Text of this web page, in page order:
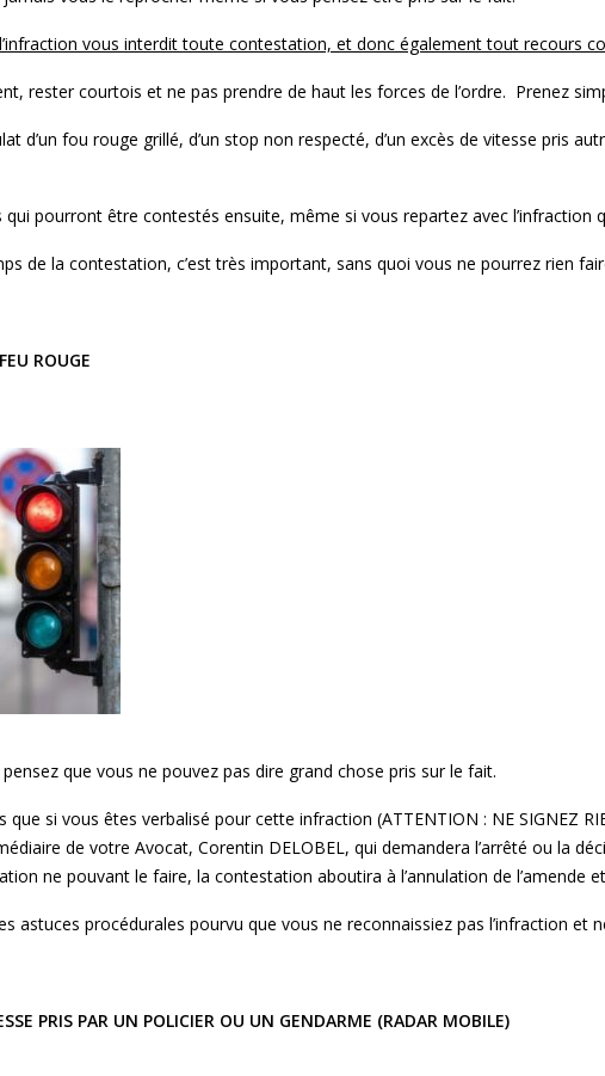
vous interdit toute contestation, et donc également tout recours
rester courtois et ne pas prendre de haut les forces de l’ordre. Prenez
d’un fou rouge grillé, d’un stop non respecté, d’un excès de vitesse pris
pourront être contestés ensuite, même si vous repartez avec
de la contestation, c’est très important, sans quoi vous ne pourrez rien
ROUGE
que vous ne pouvez pas dire grand chose pris sur le fait.
si vous êtes verbalisé pour cette infraction (ATTENTION : NE SIGNEZ
de votre Avocat, Corentin DELOBEL, qui demandera l’arrêté ou la
ne pouvant le faire, la contestation aboutira à l’annulation de l’amende
astuces procédurales pourvu que vous ne reconnaissiez pas l’infraction et
PRIS PAR UN POLICIER OU UN GENDARME (RADAR MOBILE)